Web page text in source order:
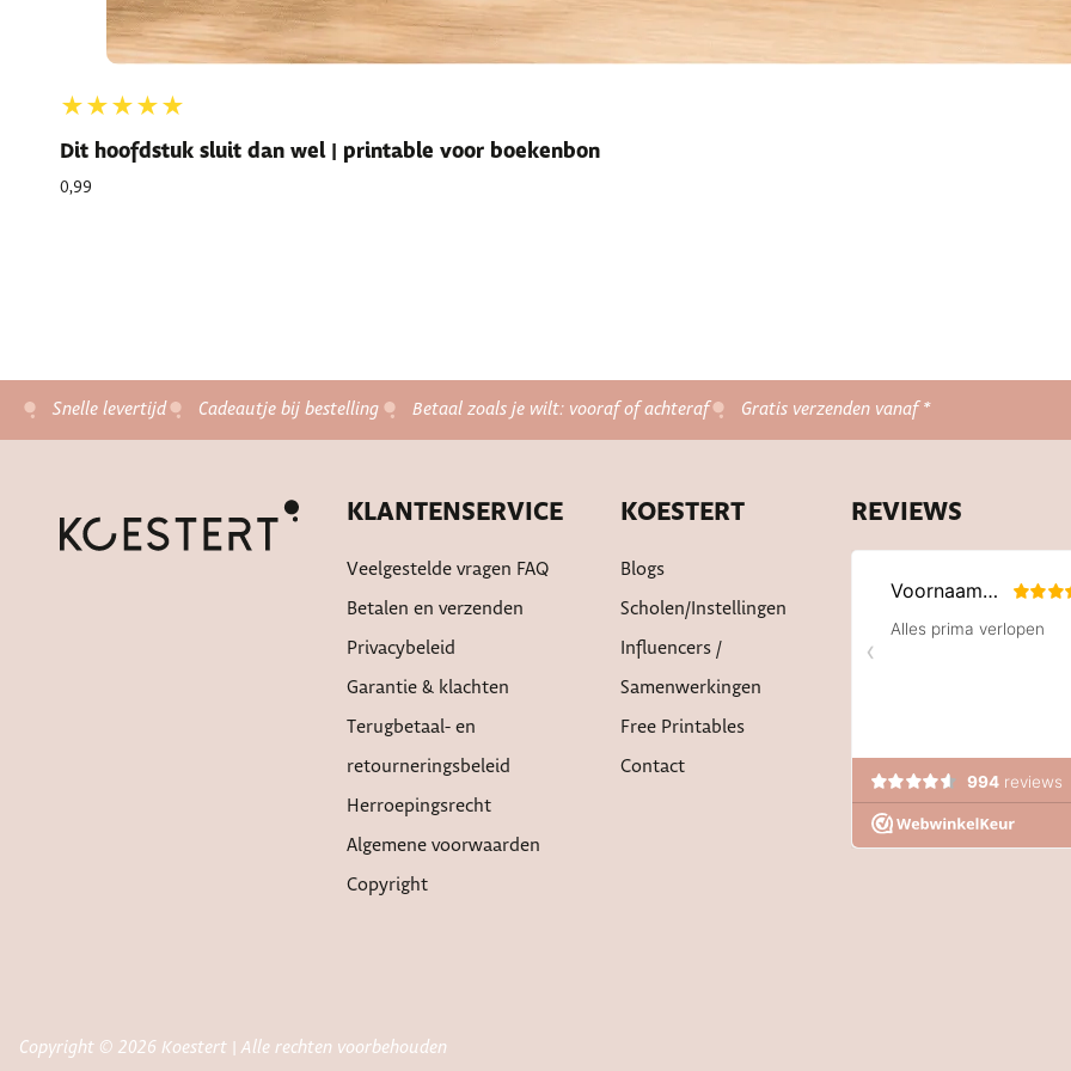
★★★★★
Dit hoofdstuk sluit dan wel | printable voor boekenbon
0,99
Snelle levertijd Cadeautje bij bestelling Betaal zoals je wilt: vooraf of achteraf Gratis verzenden vanaf *
KLANTENSERVICE
Veelgestelde vragen FAQ
Betalen en verzenden
Privacybeleid
Garantie & klachten
Terugbetaal- en
retourneringsbeleid
Herroepingsrecht
Algemene voorwaarden
Copyright
KOESTERT
Blogs
Scholen/instellingen
Influencers /
Samenwerkingen
Free Printables
Contact
REVIEWS
Copyright © 2026 Koestert | Alle rechten voorbehouden